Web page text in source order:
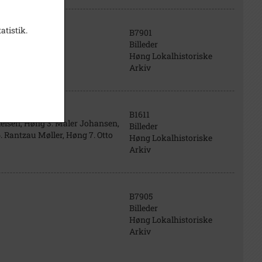
B7901
Billeder
Høng Lokalhistoriske
Arkiv
Høng 3. Maler Johansen,
Rantzau Møller, Høng 7. Otto
B1611
Billeder
Høng Lokalhistoriske
Arkiv
B7905
Billeder
Høng Lokalhistoriske
Arkiv